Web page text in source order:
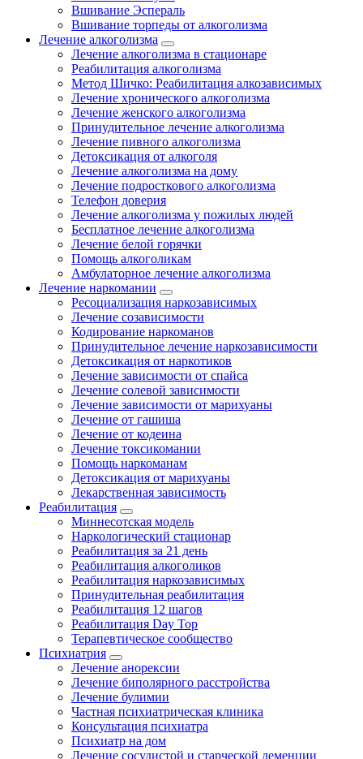
Вшивание Эспераль
Вшивание торпеды от алкоголизма
Лечение алкоголизма
Лечение алкоголизма в стационаре
Реабилитация алкоголизма
Метод Шичко: Реабилитация алкозависимых
Лечение хронического алкоголизма
Лечение женского алкоголизма
Принудительное лечение алкоголизма
Лечение пивного алкоголизма
Детоксикация от алкоголя
Лечение алкоголизма на дому
Лечение подросткового алкоголизма
Телефон доверия
Лечение алкоголизма у пожилых людей
Бесплатное лечение алкоголизма
Лечение белой горячки
Помощь алкоголикам
Амбулаторное лечение алкоголизма
Лечение наркомании
Ресоциализация наркозависимых
Лечение созависимости
Кодирование наркоманов
Принудительное лечение наркозависимости
Детоксикация от наркотиков
Лечение зависимости от спайса
Лечение солевой зависимости
Лечение зависимости от марихуаны
Лечение от гашиша
Лечение от кодеина
Лечение токсикомании
Помощь наркоманам
Детоксикация от марихуаны
Лекарственная зависимость
Реабилитация
Миннесотская модель
Наркологический стационар
Реабилитация за 21 день
Реабилитация алкоголиков
Реабилитация наркозависимых
Принудительная реабилитация
Реабилитация 12 шагов
Реабилитация Day Top
Терапевтическое сообщество
Психиатрия
Лечение анорексии
Лечение биполярного расстройства
Лечение булимии
Частная психиатрическая клиника
Консультация психиатра
Психиатр на дом
Лечение сосудистой и старческой деменции